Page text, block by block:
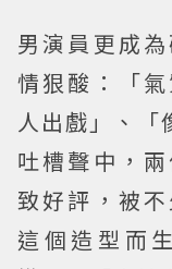
男演員更成
情狠酸：「
人出戲」、
吐槽聲中，
致好評，被
這個造型而